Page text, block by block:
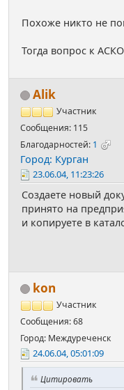
Похоже никто не
Тогда вопрос к
Alik
Участник
Сообщения: 115
Благодарностей: 1
Город: Курган
23.06.04, 11:23:26
Создаете новый
принято на
и копируете в
kon
Участник
Сообщения: 68
Город: Междуреченск
24.06.04, 05:01:09
Цитировать